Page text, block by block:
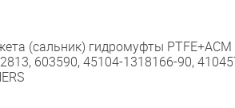
(сальник) гидромуфты
603590, 45104-1318166-90,